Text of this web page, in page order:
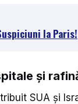
la Paris!
și
SUA și